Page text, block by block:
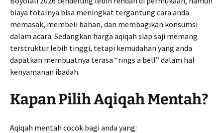
biaya totalnya bisa meningkat tergantung cara anda
memasak, membeli bahan, dan membagikan konsumsi
dalam acara. Sedangkan harga aqiqah siap saji memang
terstruktur lebih tinggi, tetapi kemudahan yang anda
dapatkan membuatnya terasa “rings a bell” dalam hal
kenyamanan ibadah.
Kapan Pilih Aqiqah Mentah?
Aqiqah mentah cocok bagi anda yang: